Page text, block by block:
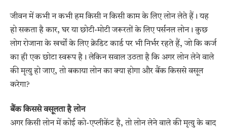
जीवन में कभी न कभी हम किसी न किसी काम के लिए लोन लेते हैं। यह
हो सकता है कार, घर या छोटी-मोटी जरूरतों के लिए पर्सनल लोन। कुछ
लोग रोजाना के खर्चों के लिए क्रेडिट कार्ड पर भी निर्भर रहते हैं, जो कि कर्ज
का ही एक छोटा स्वरूप है। लेकिन सवाल उठता है कि अगर लोन लेने वाले
की मृत्यु हो जाए, तो बकाया लोन का क्या होगा और बैंक किससे वसूल
करेगा?
बैंक किससे वसूलता है लोन
अगर किसी लोन में कोई को-एप्लीकेंट है, तो लोन लेने वाले की मृत्यु के बाद